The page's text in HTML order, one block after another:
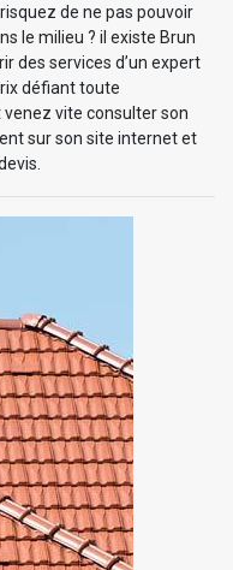
de ne pas pouvoir
le milieu ? il existe Brun
des services d’un expert
défiant toute
venez vite consulter son
sur son site internet et